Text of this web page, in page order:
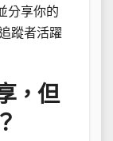
分享你的
蹤者活躍
，但